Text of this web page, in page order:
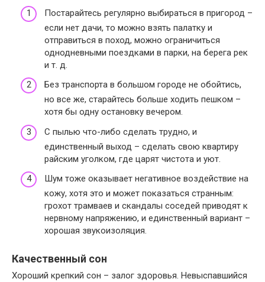
Постарайтесь регулярно выбираться в пригород –
если нет дачи, то можно взять палатку и
отправиться в поход, можно ограничиться
однодневными поездками в парки, на берега рек
и т. д.
Без транспорта в большом городе не обойтись,
но все же, старайтесь больше ходить пешком –
хотя бы одну остановку вечером.
С пылью что-либо сделать трудно, и
единственный выход – сделать свою квартиру
райским уголком, где царят чистота и уют.
Шум тоже оказывает негативное воздействие на
кожу, хотя это и может показаться странным:
грохот трамваев и скандалы соседей приводят к
нервному напряжению, и единственный вариант –
хорошая звукоизоляция.
Качественный сон
Хороший крепкий сон – залог здоровья. Невыспавшийся